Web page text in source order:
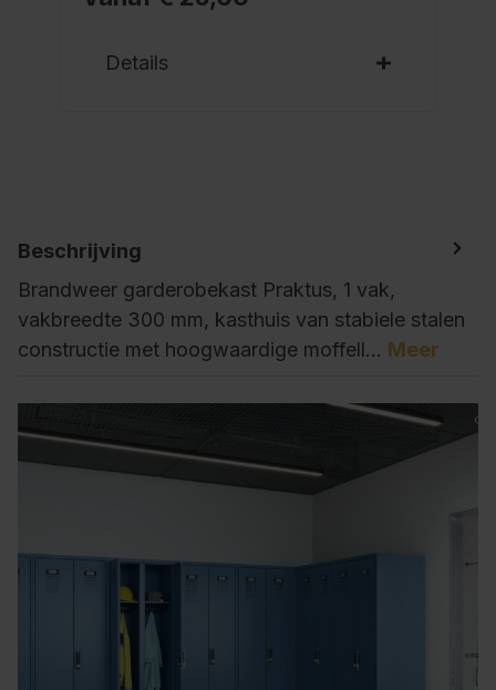
Details
Beschrijving
Brandweer garderobekast Praktus, 1 vak,
vakbreedte 300 mm, kasthuis van stabiele stalen
constructie met hoogwaardige moffell… Meer